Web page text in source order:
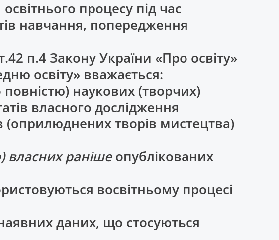
процесу під час
навчання, попередження
п.4 Закону України «Про освіту»
освіту» вважається:
наукових (творчих)
власного дослідження
(оприлюднених творів мистецтва)
власних раніше опублікованих
восвітньому процесі
даних, що стосуються